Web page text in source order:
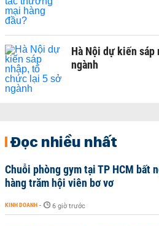
Hà Nội dự kiến
ngành
Đọc nhiều nhất
Chuỗi phòng gym tại TP HCM bất
hàng trăm hội viên bơ vơ
KINH DOANH - 6 giờ trước